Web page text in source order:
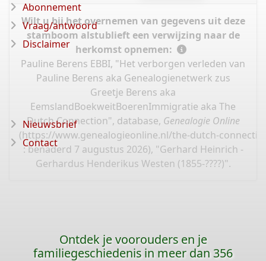
Wilt u bij het overnemen van gegevens uit deze
stamboom alstublieft een verwijzing naar de
herkomst opnemen:
Pauline Berens EBBI, "Het verborgen verleden van
Pauline Berens aka Genealogienetwerk zus
Greetje Berens aka
EemslandBoekweitBoerenImmigratie aka The
Dutch Connection", database, Genealogie Online
(https://www.genealogieonline.nl/the-dutch-
: benaderd 7 augustus 2026), "Gerhard Heinrich -
Gerhardus Henderikus Westen (1855-????)".
Abonnement
Vraag/antwoord
Disclaimer
Nieuwsbrief
Contact
Ontdek je voorouders en je
familiegeschiedenis in meer dan 356